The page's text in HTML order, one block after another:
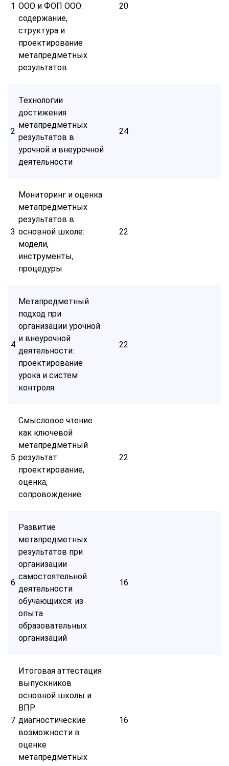
1 ООО и ФОП ООО:
содержание,
структура и
проектирование
метапредметных
результатов
20
2
Технологии
достижения
метапредметных
результатов в
урочной и внеурочной
деятельности
24
3
Мониторинг и оценка
метапредметных
результатов в
основной школе:
модели,
инструменты,
процедуры
22
4
Метапредметный
подход при
организации урочной
и внеурочной
деятельности:
проектирование
урока и систем
контроля
22
5
Смысловое чтение
как ключевой
метапредметный
результат:
проектирование,
оценка,
сопровождение
22
6
Развитие
метапредметных
результатов при
организации
самостоятельной
деятельности
обучающихся: из
опыта
образовательных
организаций
16
7
Итоговая аттестация
выпускников
основной школы и
ВПР:
диагностические
возможности в
оценке
метапредметных
16